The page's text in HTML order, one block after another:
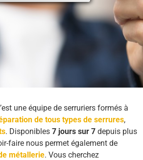
une équipe de serruriers formés à
de tous types de serrures,
. Disponibles 7 jours sur 7 depuis plus
faire nous permet également de
métallerie. Vous cherchez